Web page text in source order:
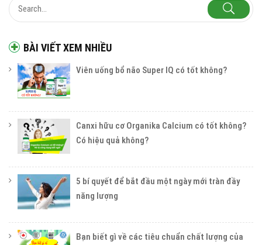
BÀI VIẾT XEM NHIỀU
Viên uống bổ não Super IQ có tốt không?
Canxi hữu cơ Organika Calcium có tốt không?
Có hiệu quả không?
5 bí quyết để bắt đầu một ngày mới tràn đầy
năng lượng
Bạn biết gì về các tiêu chuẩn chất lượng của